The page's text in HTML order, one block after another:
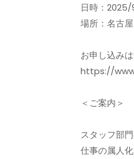
日時：2025/
場所：名古
お申し込み
https://
＜ご案内＞
スタッフ部
仕事の属人